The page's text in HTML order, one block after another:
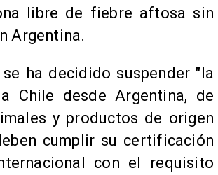
libre de fiebre aftosa sin
Argentina.
ha decidido suspender "la
Chile desde Argentina, de
y productos de origen
cumplir su certificación
con el requisito